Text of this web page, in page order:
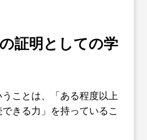
証明としての学
ことは、「ある程度以上
きる力」を持っているこ